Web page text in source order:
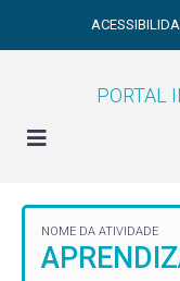
PORTAL
NOME DA ATIVIDADE